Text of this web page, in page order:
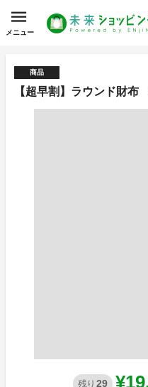
メニュー
商品
【超早割】ラウンド財
残り 29